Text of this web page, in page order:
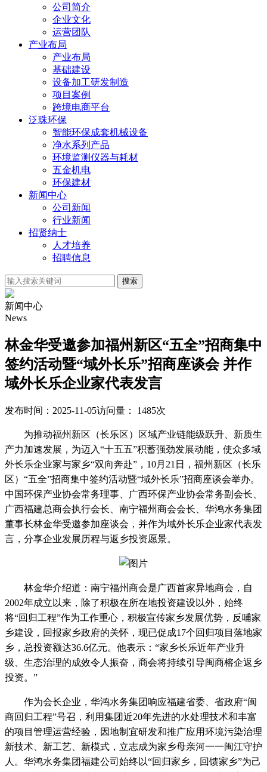
公司简介
企业文化
运营团队
产业布局
产业布局
基础建设
设备加工研发制造
项目案例
跨境电商平台
泛珠环保
智能环保成套机械设备
净水系列产品
环境监测仪器与耗材
五金机电
环保建材
新闻中心
公司新闻
行业新闻
招贤纳士
人才培养
招聘信息
搜索
新闻中心
News
林金华受邀参加福州新区“五全”招商集中
签约活动暨“域外长乐”招商座谈会 并作
域外长乐企业家代表发言
发布时间：2025-11-05访问量： 1485次
为推动福州新区（长乐区）区域产业链能级跃升、新质生
产力加速发展，为迈入“十五五”积蓄强劲发展动能，使众多域
外长乐企业家与家乡“双向奔赴”，10月21日，福州新区（长乐
区）“五全”招商集中签约活动暨“域外长乐”招商座谈会举办。
中国环保产业协会常务理事、广西环保产业协会常务副会长、
广西福建总商会执行会长、南宁福州商会会长、华鸿水务集团
董事长林金华受邀参加座谈会，并作为域外长乐企业家代表发
言，分享企业发展历程与返乡投资愿景。
林金华介绍道：南宁福州商会是广西首家异地商会，自
2002年成立以来，除了积极在所在地投资建设以外，始终
将“回归工程”作为工作重心，积极宣传家乡发展优势，反哺家
乡建设，回报家乡政府的关怀，现已促成17个回归项目落地家
乡，总投资额达36.6亿元。他表示：“家乡长乐近年产业升
级、生态治理的成效令人振奋，商会将持续引导闽商榕企返乡
投资。”
作为会长企业，华鸿水务集团响应福建省委、省政府“闽
商回归工程”号召，利用集团近20年先进的水处理技术和丰富
的项目管理运营经验，因地制宜研发和推广应用环境污染治理
新技术、新工艺、新模式，立志成为家乡母亲河一一闽江守护
人。华鸿水务集团福建公司始终以“回归家乡，回馈家乡”为己